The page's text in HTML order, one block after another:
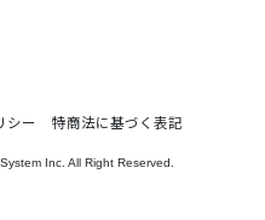
シー 特商法に基づく表記
Inc. All Right Reserved.